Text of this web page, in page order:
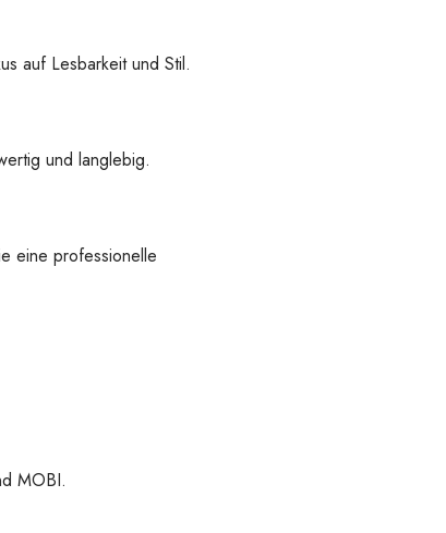
auf Lesbarkeit und Stil.
und langlebig.
eine professionelle
MOBI.